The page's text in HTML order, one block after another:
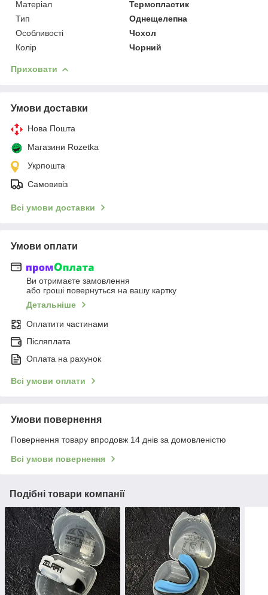
Матеріал
Термопластик
Тип
Однещелепна
Особливості
Чохол
Колір
Чорний
Приховати
Умови доставки
Нова Пошта
Магазини Rozetka
Укрпошта
Самовивіз
Всі умови доставки
Умови оплати
Ви отримаєте замовлення
або гроші повернуться на вашу картку
Детальніше
Оплатити частинами
Післяплата
Оплата на рахунок
Всі умови оплати
Умови повернення
Повернення товару впродовж 14 днів за домовленістю
Всі умови повернення
Подібні товари компанії